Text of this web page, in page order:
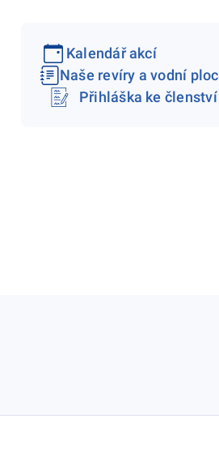
Kalendář akcí
Naše revíry a vodní
Přihláška ke členství